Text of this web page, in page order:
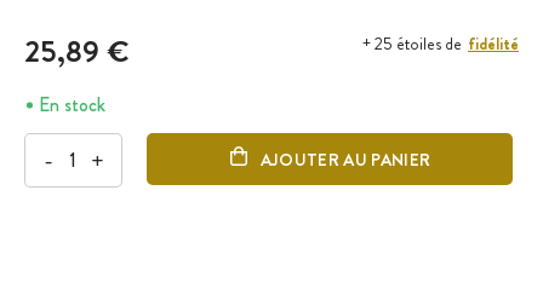
25,89 € + 25 étoiles de fidélité
En stock
- + AJOUTER AU PANIER